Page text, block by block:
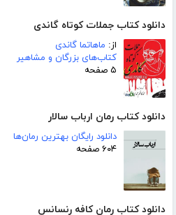
دانلود کتاب جملات کوتاه گاندی
از: ماهاتما گاندی
کتاب‌های بزرگان و مشاهیر
۵ صفحه
دانلود کتاب رمان ارباب سالار
دانلود رایگان بهترین رمان‌ها
۶۰۴ صفحه
دانلود کتاب رمان کافه رنسانس